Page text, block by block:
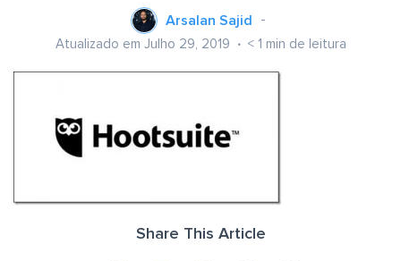
Arsalan Sajid
Atualizado em Julho 29, 2019 < 1 min de leitura
Share This Article